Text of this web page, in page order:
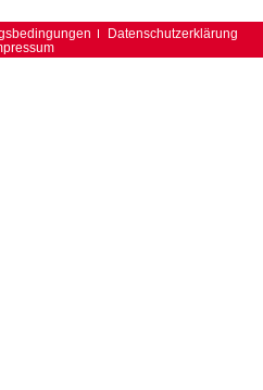
Datenschutzerklärung